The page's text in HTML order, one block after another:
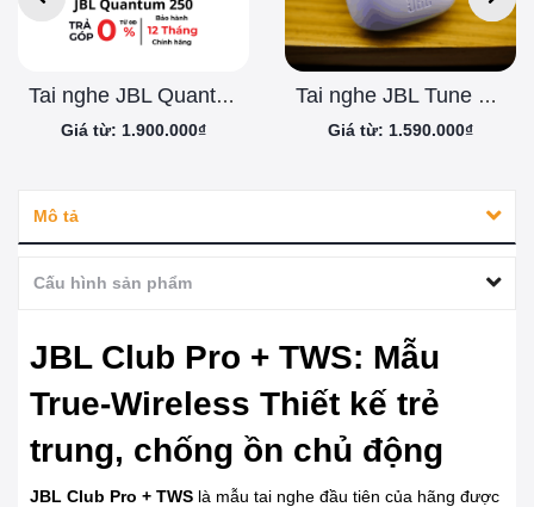
Tai nghe JBL Quantum 250 - Chính Hãng
Giá từ: 1.900.000₫
Tai nghe JBL Tune Beam
Giá từ: 1.590.000₫
Mô tả
Cấu hình sản phẩm
JBL Club Pro + TWS: Mẫu
True-Wireless Thiết kế trẻ
trung, chống ồn chủ động
JBL Club Pro + TWS là mẫu tai nghe đầu tiên của hãng được